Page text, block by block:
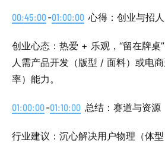
00:45:00-01:00:00 心得：创业与招人
创业心态：热爱 + 乐观，“留在牌桌
人需产品开发（版型 / 面料）或电
率）能力。
01:00:00-01:10:00 总结：赛道与资源
行业建议：沉心解决用户物理（体